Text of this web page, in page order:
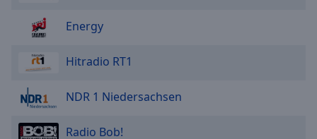
Energy
Hitradio RT1
NDR 1 Niedersachsen
Radio Bob!